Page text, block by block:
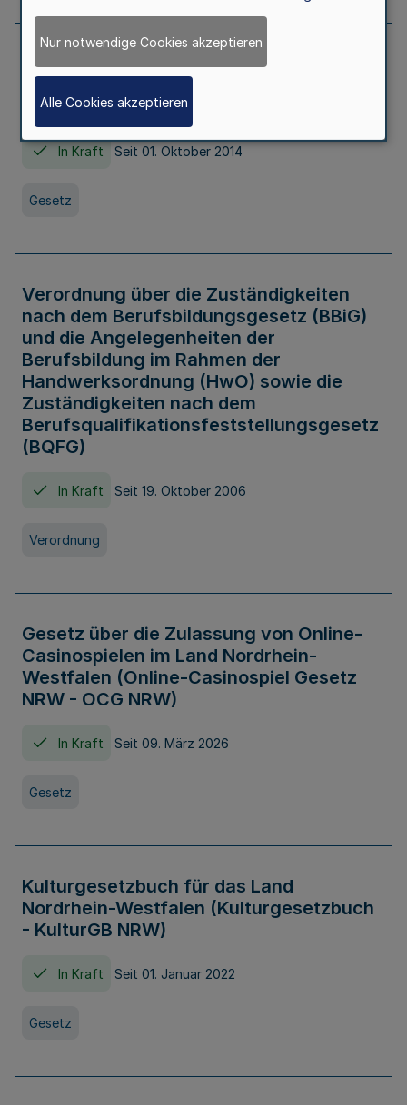
Gesetz über die Hochschulen des Landes
Nordrhein-Westfalen (Hochschulgesetz -
HG)
In Kraft Seit 01. Oktober 2014
Gesetz
Verordnung über die Zuständigkeiten
nach dem Berufsbildungsgesetz (BBiG)
und die Angelegenheiten der
Berufsbildung im Rahmen der
Handwerksordnung (HwO) sowie die
Zuständigkeiten nach dem
Berufsqualifikationsfeststellungsgesetz
(BQFG)
In Kraft Seit 19. Oktober 2006
Verordnung
Gesetz über die Zulassung von Online-
Casinospielen im Land Nordrhein-
Westfalen (Online-Casinospiel Gesetz
NRW - OCG NRW)
In Kraft Seit 09. März 2026
Gesetz
Kulturgesetzbuch für das Land
Nordrhein-Westfalen (Kulturgesetzbuch
- KulturGB NRW)
In Kraft Seit 01. Januar 2022
Gesetz
Nur notwendige Cookies akzeptieren
Alle Cookies akzeptieren